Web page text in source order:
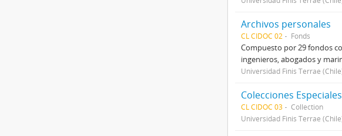
Archivos personales
CL CIDOC 02 Fonds
Compuesto por 29 fondos
ingenieros, abogados y
Universidad Finis Terrae
Colecciones Especiales
CL CIDOC 03
Collection
Universidad Finis Terrae